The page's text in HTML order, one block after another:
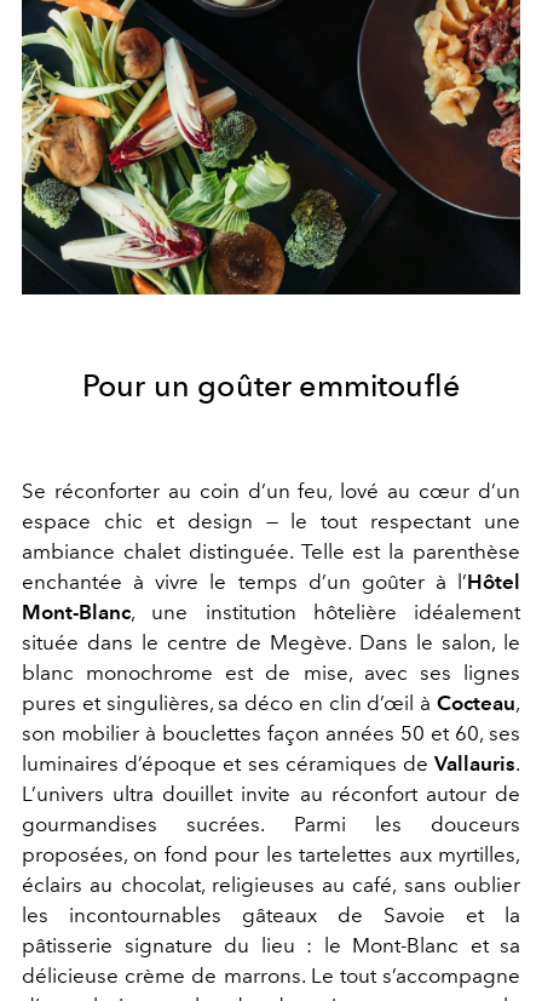
Pour un goûter emmitouflé
Se réconforter au coin d’un feu, lové au cœur d’un
espace chic et design — le tout respectant une
ambiance chalet distinguée. Telle est la parenthèse
enchantée à vivre le temps d’un goûter à l’Hôtel
Mont-Blanc, une institution hôtelière idéalement
située dans le centre de Megève. Dans le salon, le
blanc monochrome est de mise, avec ses lignes
pures et singulières, sa déco en clin d’œil à Cocteau,
son mobilier à bouclettes façon années 50 et 60, ses
luminaires d’époque et ses céramiques de Vallauris.
L’univers ultra douillet invite au réconfort autour de
gourmandises sucrées. Parmi les douceurs
proposées, on fond pour les tartelettes aux myrtilles,
éclairs au chocolat, religieuses au café, sans oublier
les incontournables gâteaux de Savoie et la
pâtisserie signature du lieu : le Mont-Blanc et sa
délicieuse crème de marrons. Le tout s’accompagne